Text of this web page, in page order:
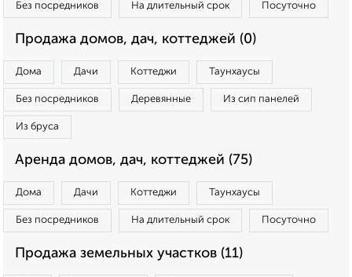
Без посредников На длительный срок Посуточно
Продажа домов, дач, коттеджей (0)
Дома Дачи Коттеджи Таунхаусы
Без посредников Деревянные Из сип панелей
Из бруса
Аренда домов, дач, коттеджей (75)
Дома Дачи Коттеджи Таунхаусы
Без посредников На длительный срок Посуточно
Продажа земельных участков (11)